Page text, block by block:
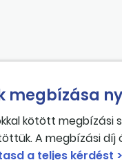
megbízása
kötött megbízási
A megbízási díj
3–16. között